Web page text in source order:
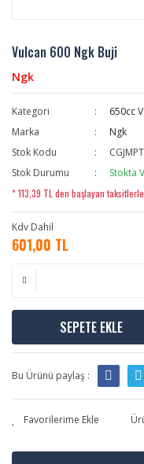
Vulcan 600 Ngk Buji
Ngk
Kategori
650cc
Marka
Ngk
Stok Kodu
Stok Durumu
Stokta
* 113,39 TL den başlayan
Kdv Dahil
601,00 TL
SEPETE EKLE
Bu Ürünü paylaş :